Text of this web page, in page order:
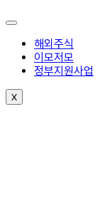
너
해외주식
이모저모
정부지원사업
X